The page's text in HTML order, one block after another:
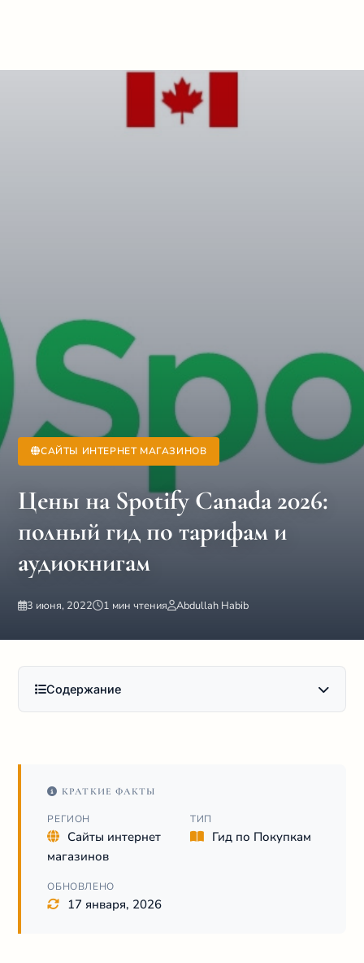
САЙТЫ ИНТЕРНЕТ МАГАЗИНОВ
Цены на Spotify Canada 2026:
полный гид по тарифам и
аудиокнигам
3 июня, 2022 1 мин чтения Abdullah Habib
Содержание
КРАТКИЕ ФАКТЫ
РЕГИОН
Сайты интернет
магазинов
ТИП
Гид по Покупкам
ОБНОВЛЕНО
17 января, 2026